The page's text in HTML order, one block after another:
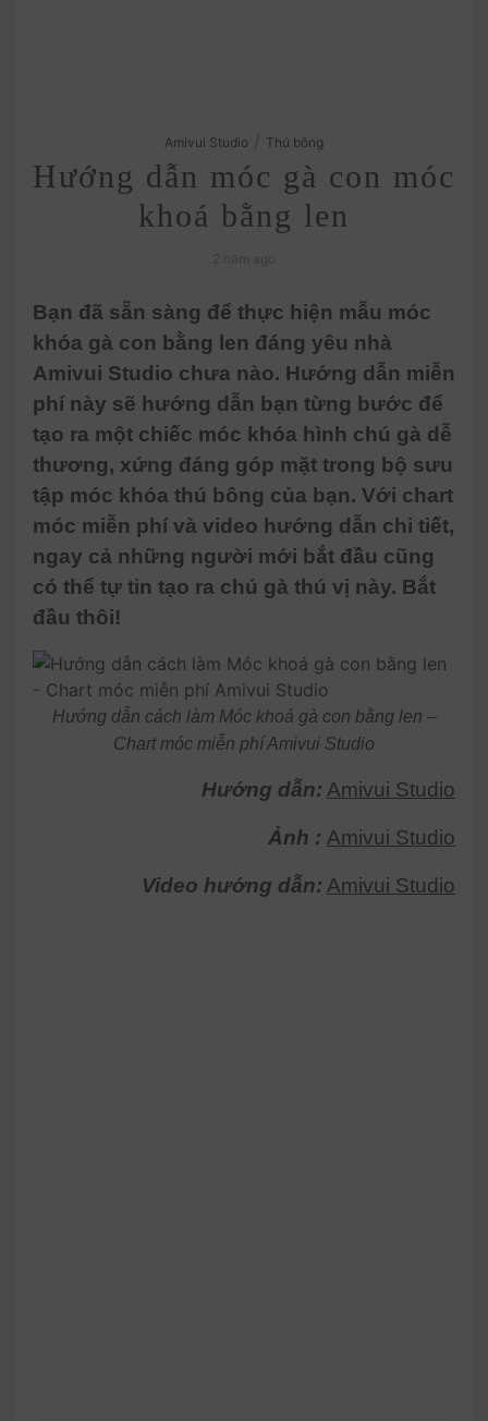
Amivui Studio Thú bông
Hướng dẫn móc gà con móc
khoá bằng len
Bạn đã sẵn sàng để thực hiện mẫu móc
khóa gà con bằng len đáng yêu nhà
Amivui Studio chưa nào. Hướng dẫn miễn
phí này sẽ hướng dẫn bạn từng bước để
tạo ra một chiếc móc khóa hình chú gà dễ
thương, xứng đáng góp mặt trong bộ sưu
tập móc khóa thú bông của bạn. Với chart
móc miễn phí và video hướng dẫn chi tiết,
ngay cả những người mới bắt đầu cũng
có thể tự tin tạo ra chú gà thú vị này. Bắt
đầu thôi!
Hướng dẫn cách làm Móc khoá gà con bằng len –
Chart móc miễn phí Amivui Studio
Hướng dẫn: Amivui Studio
Ảnh : Amivui Studio
Video hướng dẫn: Amivui Studio